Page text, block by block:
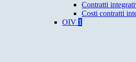
Contratti
Costi contratti
OIV 1